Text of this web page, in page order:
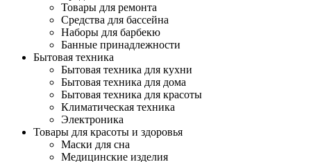
Товары для ремонта
Средства для бассейна
Наборы для барбекю
Банные принадлежности
Бытовая техника
Бытовая техника для кухни
Бытовая техника для дома
Бытовая техника для красоты
Климатическая техника
Электроника
Товары для красоты и здоровья
Маски для сна
Медицинские изделия